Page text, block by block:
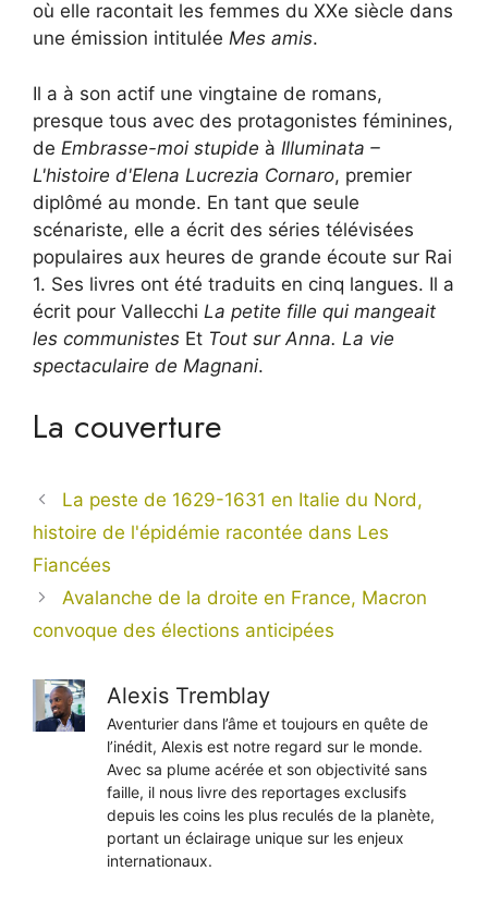
où elle racontait les femmes du XXe siècle dans
une émission intitulée Mes amis.
Il a à son actif une vingtaine de romans,
presque tous avec des protagonistes féminines,
de Embrasse-moi stupide à Illuminata –
L'histoire d'Elena Lucrezia Cornaro, premier
diplômé au monde. En tant que seule
scénariste, elle a écrit des séries télévisées
populaires aux heures de grande écoute sur Rai
1. Ses livres ont été traduits en cinq langues. Il a
écrit pour Vallecchi La petite fille qui mangeait
les communistes Et Tout sur Anna. La vie
spectaculaire de Magnani.
La couverture
La peste de 1629-1631 en Italie du Nord,
histoire de l'épidémie racontée dans Les
Fiancées
Avalanche de la droite en France, Macron
convoque des élections anticipées
Alexis Tremblay
Aventurier dans l’âme et toujours en quête de
l’inédit, Alexis est notre regard sur le monde.
Avec sa plume acérée et son objectivité sans
faille, il nous livre des reportages exclusifs
depuis les coins les plus reculés de la planète,
portant un éclairage unique sur les enjeux
internationaux.